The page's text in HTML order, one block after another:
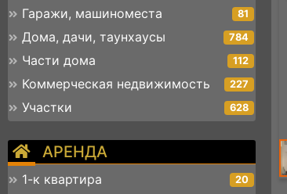
Гаражи, машиноместа 81
Дома, дачи, таунхаусы 784
Части дома 112
Коммерческая недвижимость 227
Участки 628
АРЕНДА
1-к квартира 20